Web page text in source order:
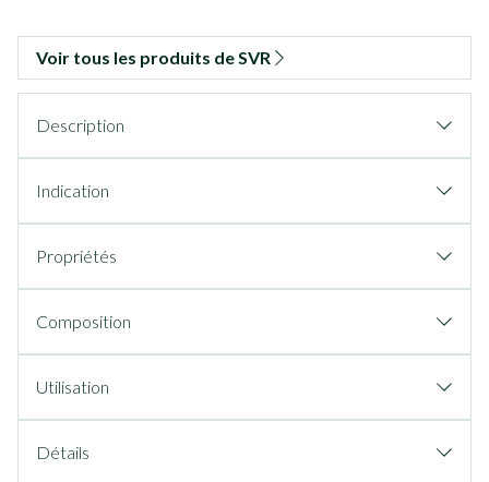
Voir tous les produits de SVR
Description
Indication
Propriétés
Composition
Utilisation
Détails